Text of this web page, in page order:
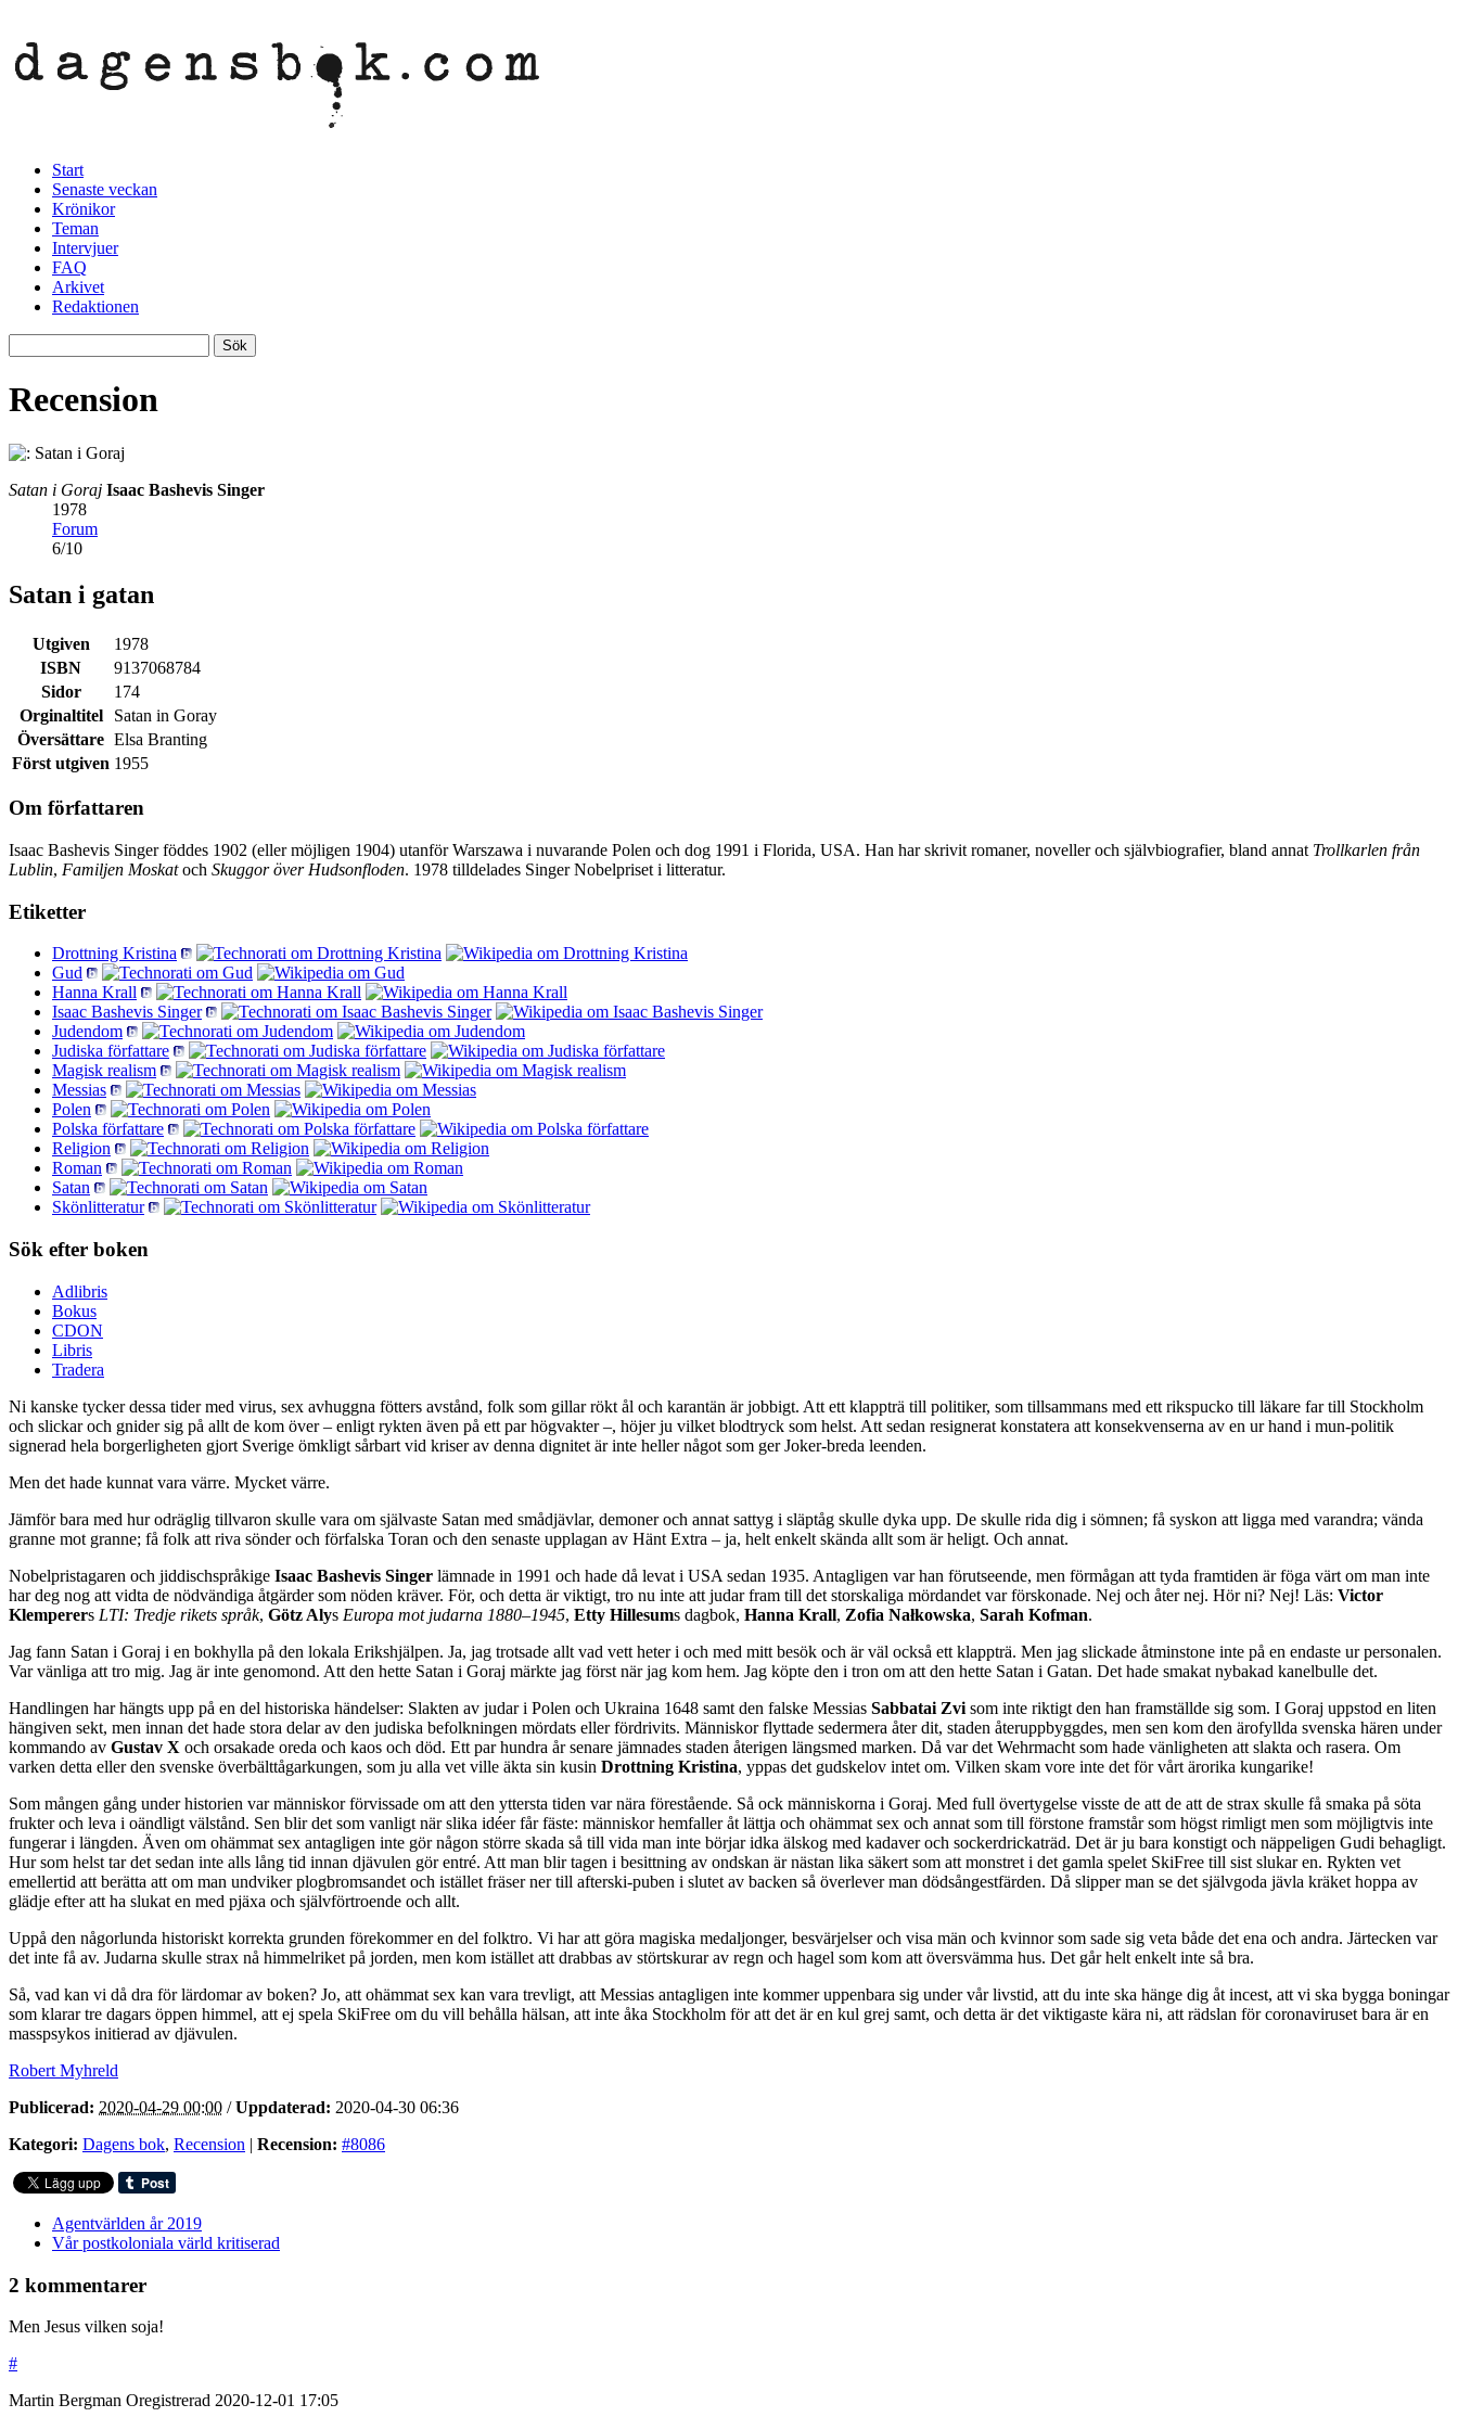
Start
Senaste veckan
Krönikor
Teman
Intervjuer
FAQ
Arkivet
Redaktionen
Recension
Satan i Goraj Isaac Bashevis Singer
1978
Forum
6/10
Satan i gatan
Utgiven
1978
ISBN
9137068784
Sidor
174
Orginaltitel
Satan in Goray
Översättare Elsa Branting
Först utgiven 1955
Om författaren
Isaac Bashevis Singer föddes 1902 (eller möjligen 1904) utanför Warszawa i nuvarande Polen och dog 1991 i Florida, USA. Han har skrivit romaner, noveller och självbiografier, bland annat Trollkarlen från
Lublin, Familjen Moskatoch Skuggor över Hudsonfloden. 1978 tilldelades Singer Nobelpriset i litteratur.
Etiketter
Drottning Kristina
Gud
Hanna Krall
Isaac Bashevis Singer
Judendom
Judiska författare
Magisk realism
Messias
Polen
Polska författare
Religion
Roman
Satan
Skönlitteratur
Sök efter boken
Adlibris
Bokus
CDON
Libris
Tradera
Ni kanske tycker dessa tider med virus, sex avhuggna fötters avstånd, folk som gillar rökt ål och karantän är jobbigt. Att ett klappträ till politiker, som tillsammans med ett rikspucko till läkare far till Stockholm
och slickar och gnider sig på allt de kom över – enligt rykten även på ett par högvakter –, höjer ju vilket blodtryck som helst. Att sedan resignerat konstatera att konsekvenserna av en ur hand i mun-politik
signerad hela borgerligheten gjort Sverige ömkligt sårbart vid kriser av denna dignitet är inte heller något som ger Joker-breda leenden.
Men det hade kunnat vara värre. Mycket värre.
Jämför bara med hur odräglig tillvaron skulle vara om självaste Satan med smådjävlar, demoner och annat sattyg i släptåg skulle dyka upp. De skulle rida dig i sömnen; få syskon att ligga med varandra; vända
granne mot granne; få folk att riva sönder och förfalska Toran och den senaste upplagan av Hänt Extra – ja, helt enkelt skända allt som är heligt. Och annat.
Nobelpristagaren och jiddischspråkige Isaac Bashevis Singer lämnade in 1991 och hade då levat i USA sedan 1935. Antagligen var han förutseende, men förmågan att tyda framtiden är föga värt om man inte
har deg nog att vidta de nödvändiga åtgärder som nöden kräver. För, och detta är viktigt, tro nu inte att judar fram till det storskaliga mördandet var förskonade. Nej och åter nej. Hör ni? Nej! Läs: Victor
Klemperers LTI: Tredje rikets språk, Götz Alys Europa mot judarna 1880–1945, Etty Hillesums dagbok, Hanna Krall, Zofia Nałkowska, Sarah Kofman.
Jag fann Satan i Goraj i en bokhylla på den lokala Erikshjälpen. Ja, jag trotsade allt vad vett heter i och med mitt besök och är väl också ett klappträ. Men jag slickade åtminstone inte på en endaste ur personalen.
Var vänliga att tro mig. Jag är inte genomond. Att den hette Satan i Goraj märkte jag först när jag kom hem. Jag köpte den i tron om att den hette Satan i Gatan. Det hade smakat nybakad kanelbulle det.
Handlingen har hängts upp på en del historiska händelser: Slakten av judar i Polen och Ukraina 1648 samt den falske Messias Sabbatai Zvi som inte riktigt den han framställde sig som. I Goraj uppstod en liten
hängiven sekt, men innan det hade stora delar av den judiska befolkningen mördats eller fördrivits. Människor flyttade sedermera åter dit, staden återuppbyggdes, men sen kom den ärofyllda svenska hären under
kommando av Gustav X och orsakade oreda och kaos och död. Ett par hundra år senare jämnades staden återigen längsmed marken. Då var det Wehrmacht som hade vänligheten att slakta och rasera. Om
varken detta eller den svenske överbälttågarkungen, som ju alla vet ville äkta sin kusin Drottning Kristina, yppas det gudskelov intet om. Vilken skam vore inte det för vårt ärorika kungarike!
Som mången gång under historien var människor förvissade om att den yttersta tiden var nära förestående. Så ock människorna i Goraj. Med full övertygelse visste de att de att de strax skulle få smaka på söta
frukter och leva i oändligt välstånd. Sen blir det som vanligt när slika idéer får fäste: människor hemfaller åt lättja och ohämmat sex och annat som till förstone framstår som högst rimligt men som möjligtvis inte
fungerar i längden. Även om ohämmat sex antagligen inte gör någon större skada så till vida man inte börjar idka älskog med kadaver och sockerdrickaträd. Det är ju bara konstigt och näppeligen Gudi behagligt.
Hur som helst tar det sedan inte alls lång tid innan djävulen gör entré. Att man blir tagen i besittning av ondskan är nästan lika säkert som att monstret i det gamla spelet SkiFree till sist slukar en. Rykten vet
emellertid att berätta att om man undviker plogbromsandet och istället fräser ner till afterski-puben i slutet av backen så överlever man dödsångestfärden. Då slipper man se det självgoda jävla kräket hoppa av
glädje efter att ha slukat en med pjäxa och självförtroende och allt.
Uppå den någorlunda historiskt korrekta grunden förekommer en del folktro. Vi har att göra magiska medaljonger, besvärjelser och visa män och kvinnor som sade sig veta både det ena och andra. Järtecken var
det inte få av. Judarna skulle strax nå himmelriket på jorden, men kom istället att drabbas av störtskurar av regn och hagel som kom att översvämma hus. Det går helt enkelt inte så bra.
Så, vad kan vi då dra för lärdomar av boken? Jo, att ohämmat sex kan vara trevligt, att Messias antagligen inte kommer uppenbara sig under vår livstid, att du inte ska hänge dig åt incest, att vi ska bygga boningar
som klarar tre dagars öppen himmel, att ej spela SkiFree om du vill behålla hälsan, att inte åka Stockholm för att det är en kul grej samt, och detta är det viktigaste kära ni, att rädslan för coronaviruset bara är en
masspsykos initierad av djävulen.
Robert Myhreld
Publicerad: 2020-04-29 00:00 /Uppdaterad: 2020-04-30 06:36
Kategori: Dagens bok, Recension | Recension: #8086
Agentvärlden år 2019
Vår postkoloniala värld kritiserad
2 kommentarer
Men Jesus vilken soja!
#
Martin Bergman Oregistrerad 2020-12-01 17:05